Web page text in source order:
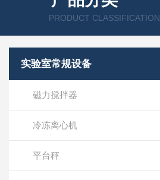
PRODUCT CLASSIFICATION
实验室常规设备
磁力搅拌器
冷冻离心机
平台秤